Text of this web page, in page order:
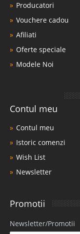
Producatori
Vouchere cadou
Afiliati
Oferte speciale
Modele Noi
Contul meu
Contul meu
Istoric comenzi
Wish List
Newsletter
Promotii
Newsletter/Promotii